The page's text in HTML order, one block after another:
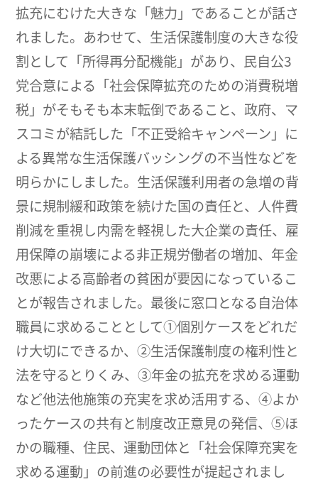
拡充にむけた大きな「魅力」であることが話さ
れました。あわせて、生活保護制度の大きな役
割として「所得再分配機能」があり、民自公3
党合意による「社会保障拡充のための消費税増
税」がそもそも本末転倒であること、政府、マ
スコミが結託した「不正受給キャンペーン」に
よる異常な生活保護バッシングの不当性などを
明らかにしました。生活保護利用者の急増の背
景に規制緩和政策を続けた国の責任と、人件費
削減を重視し内需を軽視した大企業の責任、雇
用保障の崩壊による非正規労働者の増加、年金
改悪による高齢者の貧困が要因になっているこ
とが報告されました。最後に窓口となる自治体
職員に求めることとして①個別ケースをどれだ
け大切にできるか、②生活保護制度の権利性と
法を守るとりくみ、③年金の拡充を求める運動
など他法他施策の充実を求め活用する、④よか
ったケースの共有と制度改正意見の発信、⑤ほ
かの職種、住民、運動団体と「社会保障充実を
求める運動」の前進の必要性が提起されまし